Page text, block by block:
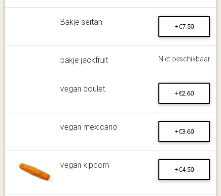
Bakje seitan +€7.50
bakje jackfruit Niet beschikbaar
vegan boulet +€2.60
vegan mexicano +€3.60
vegan kipcorn +€4.50